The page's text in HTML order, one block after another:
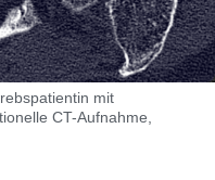
mit
CT-Aufnahme,